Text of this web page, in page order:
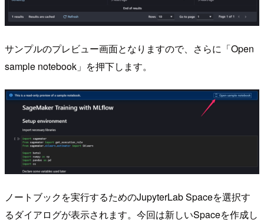
サンプルのプレビュー画面となりますので、さらに「Open
sample notebook」を押下します。
ノートブックを実行するためのJupyterLab Spaceを選択す
るダイアログが表示されます。今回は新しいSpaceを作成し